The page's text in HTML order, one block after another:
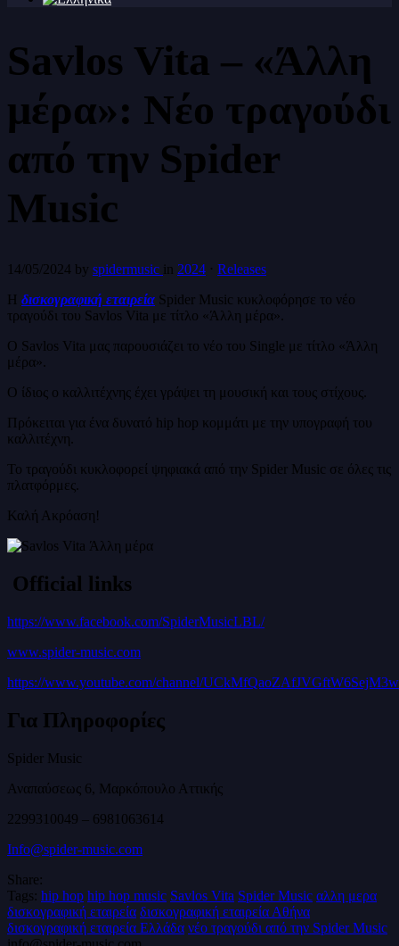
Savlos Vita – «Άλλη
μέρα»: Νέο τραγούδι
από την Spider
Music
14/05/2024 by spidermusic in 2024 ⋅ Releases
Η δισκογραφική εταιρεία Spider Music κυκλοφόρησε το νέο
τραγούδι του Savlos Vita με τίτλο «Άλλη μέρα».
Ο Savlos Vita μας παρουσιάζει το νέο του Single με τίτλο «Άλλη
μέρα».
Ο ίδιος ο καλλιτέχνης έχει γράψει τη μουσική και τους στίχους.
Πρόκειται για ένα δυνατό hip hop κομμάτι με την υπογραφή του
καλλιτέχνη.
Το τραγούδι κυκλοφορεί ψηφιακά από την Spider Music σε όλες τις
πλατφόρμες.
Καλή Ακρόαση!
Official links
https://www.facebook.com/SpiderMusicLBL/
www.spider-music.com
https://www.youtube.com/channel/UCkMfQaoZAfJVGftW6SejM3w
Για Πληροφορίες
Spider Music
Αναπαύσεως 6, Μαρκόπουλο Αττικής
2299310049 – 6981063614
Info@spider-music.com
Share:
Tags: hip hop hip hop music Savlos Vita Spider Music αλλη μερα
δισκογραφική εταιρεία δισκογραφική εταιρεία Αθήνα
δισκογραφική εταιρεία Ελλάδα νέο τραγούδι από την Spider Music